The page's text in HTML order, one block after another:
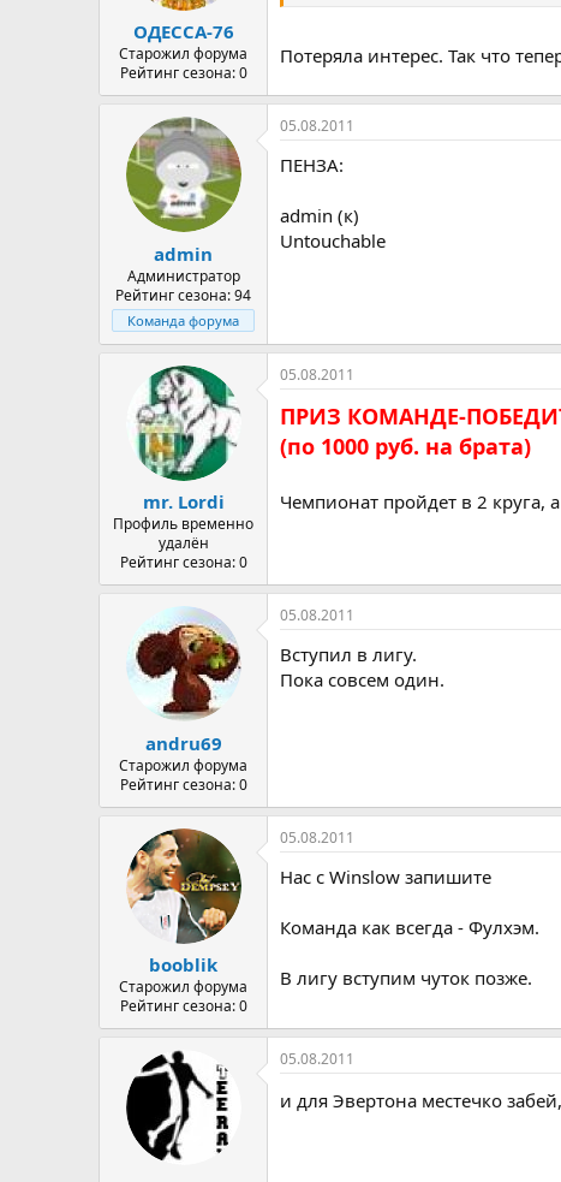
ОДЕССА-76
Старожил форума
Рейтинг сезона: 0
Потеряла интерес. Так что
admin
Администратор
Рейтинг сезона: 94
Команда форума
05.08.2011
ПЕНЗА:
admin (к)
Untouchable
mr. Lordi
Профиль временно
удалён
Рейтинг сезона: 0
05.08.2011
ПРИЗ КОМАНДЕ-
(по 1000 руб. на брата)
Чемпионат пройдет в 2 круга,
andru69
Старожил форума
Рейтинг сезона: 0
05.08.2011
Вступил в лигу.
Пока совсем один.
booblik
Старожил форума
Рейтинг сезона: 0
05.08.2011
Нас с Winslow запишите
Команда как всегда - Фулхэм.
В лигу вступим чуток позже.
05.08.2011
и для Эвертона местечко